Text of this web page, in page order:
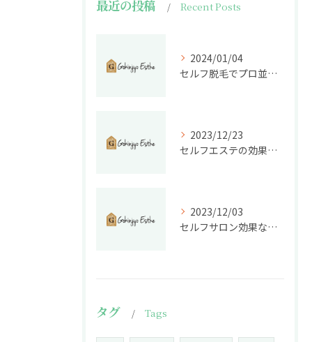
最近の投稿 Recent Posts
2024/01/04
セルフ脱毛でプロ並み美肌！今年こそエステ級脱毛が叶う
2023/12/23
セルフエステの効果を実感できる？不安を解決する方法
2023/12/03
セルフサロン効果なし？ セルフエステは本当に効くのか徹底検証！
タグ Tags